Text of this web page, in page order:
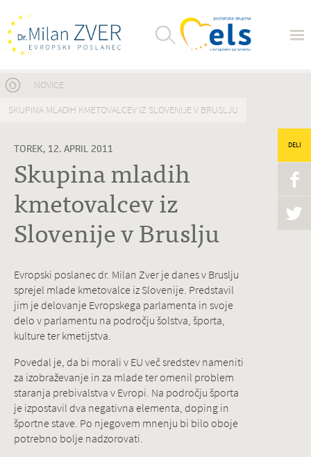
Nahajate se tukaj
NOVICE
SKUPINA MLADIH KMETOVALCEV IZ SLOVENIJE V BRUSLJU
TOREK, 12. APRIL 2011
Skupina mladih
kmetovalcev iz
Slovenije v Bruslju
DELI
Evropski poslanec dr. Milan Zver je danes v Bruslju
sprejel mlade kmetovalce iz Slovenije. Predstavil
jim je delovanje Evropskega parlamenta in svoje
delo v parlamentu na področju šolstva, športa,
kulture ter kmetijstva.
Povedal je, da bi morali v EU več sredstev nameniti
za izobraževanje in za mlade ter omenil problem
staranja prebivalstva v Evropi. Na področju športa
je izpostavil dva negativna elementa, doping in
športne stave. Po njegovem mnenju bi bilo oboje
potrebno bolje nadzorovati.